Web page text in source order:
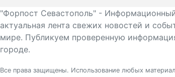
"Форпост Севастополь" -
актуальная лента свежих новостей и
мире. Публикуем проверенную
городе.
Все права защищены. Использование любых